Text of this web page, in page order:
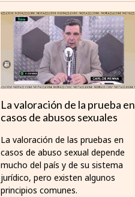
La valoración de la prueba en
casos de abusos sexuales
La valoración de las pruebas en
casos de abuso sexual depende
mucho del país y de su sistema
jurídico, pero existen algunos
principios comunes.